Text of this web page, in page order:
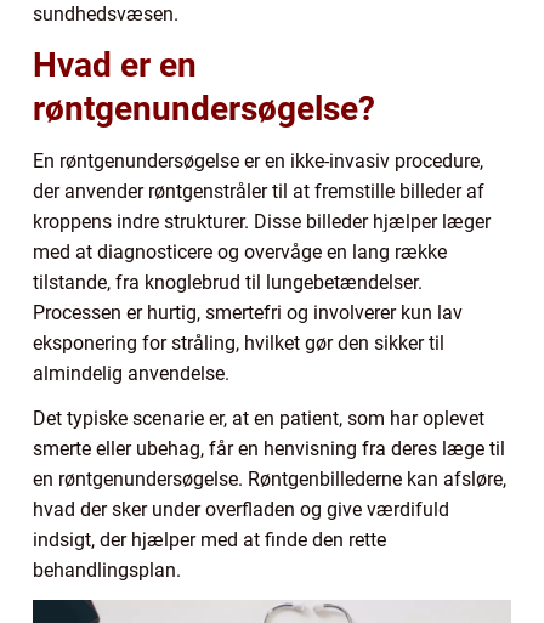
sundhedsvæsen.
Hvad er en
røntgenundersøgelse?
En røntgenundersøgelse er en ikke-invasiv procedure,
der anvender røntgenstråler til at fremstille billeder af
kroppens indre strukturer. Disse billeder hjælper læger
med at diagnosticere og overvåge en lang række
tilstande, fra knoglebrud til lungebetændelser.
Processen er hurtig, smertefri og involverer kun lav
eksponering for stråling, hvilket gør den sikker til
almindelig anvendelse.
Det typiske scenarie er, at en patient, som har oplevet
smerte eller ubehag, får en henvisning fra deres læge til
en røntgenundersøgelse. Røntgenbillederne kan afsløre,
hvad der sker under overfladen og give værdifuld
indsigt, der hjælper med at finde den rette
behandlingsplan.